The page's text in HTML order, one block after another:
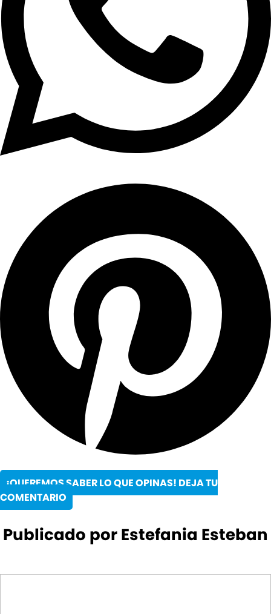
¡QUEREMOS SABER LO QUE OPINAS! DEJA TU
COMENTARIO
Publicado por Estefania Esteban